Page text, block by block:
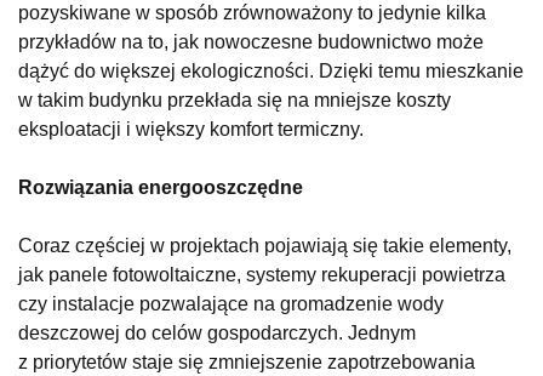
pozyskiwane w sposób zrównoważony to jedynie kilka
przykładów na to, jak nowoczesne budownictwo może
dążyć do większej ekologiczności. Dzięki temu mieszkanie
w takim budynku przekłada się na mniejsze koszty
eksploatacji i większy komfort termiczny.
Rozwiązania energooszczędne
Coraz częściej w projektach pojawiają się takie elementy,
jak panele fotowoltaiczne, systemy rekuperacji powietrza
czy instalacje pozwalające na gromadzenie wody
deszczowej do celów gospodarczych. Jednym
z priorytetów staje się zmniejszenie zapotrzebowania